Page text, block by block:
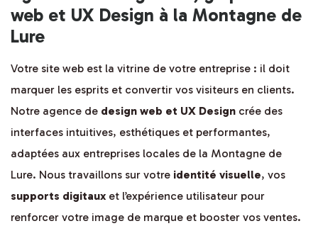
web et UX Design à la Montagne de
Lure
Votre site web est la vitrine de votre entreprise : il doit
marquer les esprits et convertir vos visiteurs en clients.
Notre agence de design web et UX Design crée des
interfaces intuitives, esthétiques et performantes,
adaptées aux entreprises locales de la Montagne de
Lure. Nous travaillons sur votre identité visuelle, vos
supports digitaux et l’expérience utilisateur pour
renforcer votre image de marque et booster vos ventes.